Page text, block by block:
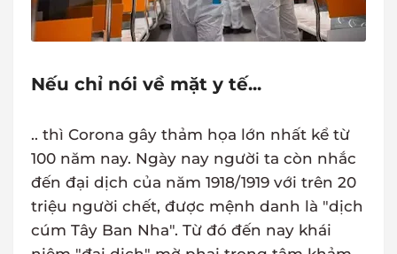
Nếu chỉ nói về mặt y tế...
.. thì Corona gây thảm họa lớn nhất kể từ
100 năm nay. Ngày nay người ta còn nhắc
đến đại dịch của năm 1918/1919 với trên 20
triệu người chết, được mệnh danh là "dịch
cúm Tây Ban Nha". Từ đó đến nay khái